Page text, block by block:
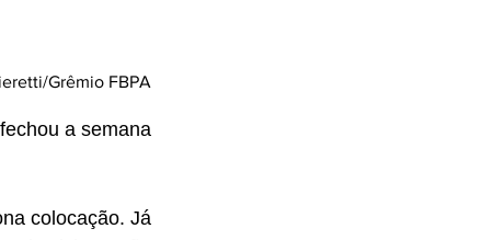
Grêmio FBPA
a semana
colocação. Já